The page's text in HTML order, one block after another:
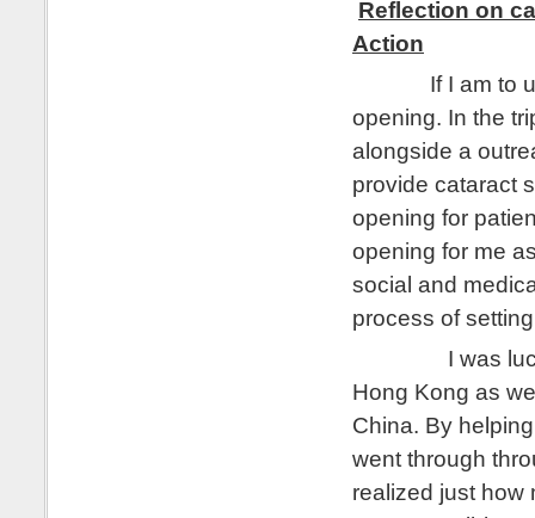
Reflection on
Action
If I am to use
opening. In the
alongside a
provide cataract
opening for
opening for me
social and
process of
I was lucky
Hong Kong as
China. By
went through
realized just how